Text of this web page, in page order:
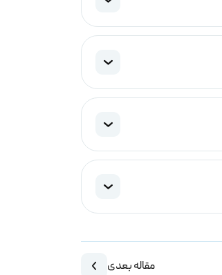
مقاله بعدی